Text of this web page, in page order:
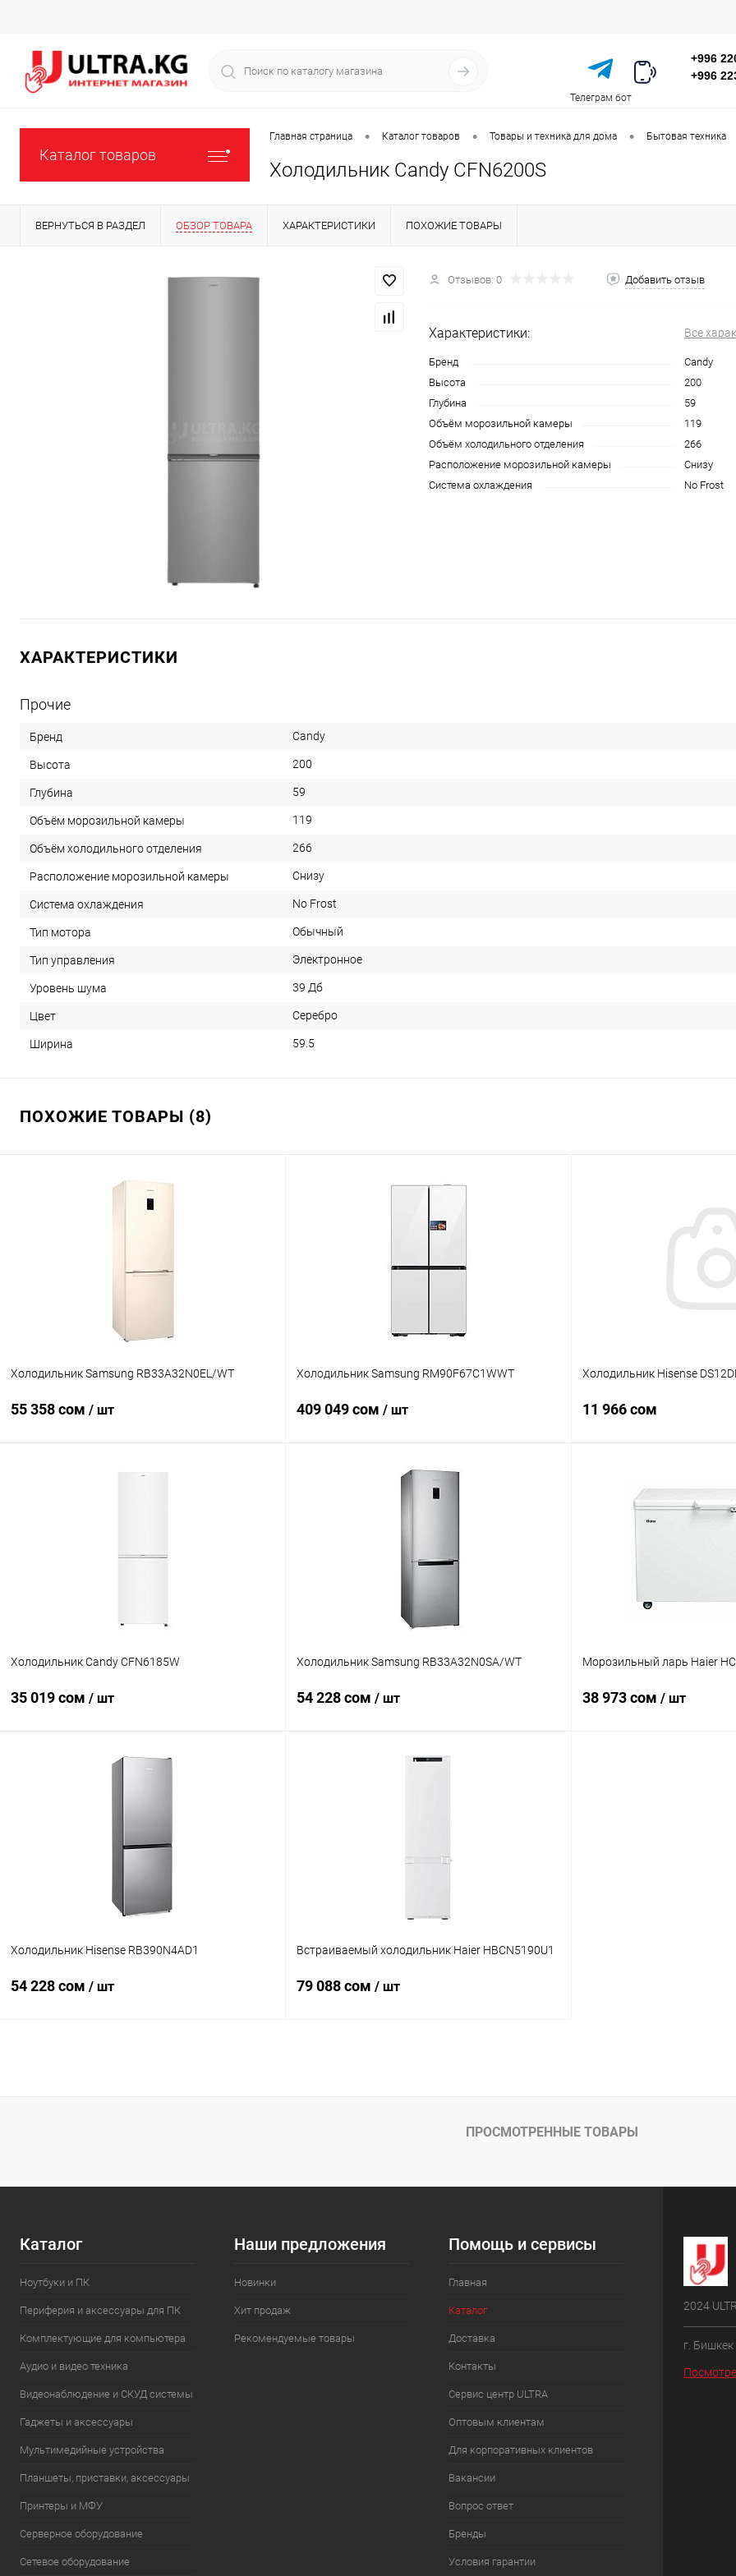
Телеграм бот
+996
+996
Каталог товаров
Главная страница • Каталог товаров • Товары и техника для дома • Бытовая техника
Холодильник Candy CFN6200S
ВЕРНУТЬСЯ В РАЗДЕЛ ОБЗОР ТОВАРА ХАРАКТЕРИСТИКИ ПОХОЖИЕ ТОВАРЫ
Отзывов: 0 Добавить отзыв
Характеристики: Все
Бренд
Candy
Высота
200
Глубина
59
Объём морозильной камеры
119
Объём холодильного отделения
266
Расположение морозильной камеры
Снизу
Система охлаждения
No Frost
ХАРАКТЕРИСТИКИ
Прочие
Бренд Candy
Высота 200
Глубина 59
Объём морозильной камеры 119
Объём холодильного отделения 266
Расположение морозильной камеры Снизу
Система охлаждения No Frost
Тип мотора Обычный
Тип управления Электронное
Уровень шума 39 Дб
Цвет Серебро
Ширина 59.5
ПОХОЖИЕ ТОВАРЫ (8)
Холодильник Samsung RB33A32N0EL/WT
55 358 сом / шт
В корзину
Холодильник Samsung RM90F67C1WWT
409 049 сом / шт
В корзину
Холодильник Hisense
11 966 сом
Купить в 1 клик
Холодильник Candy CFN6185W
35 019 сом / шт
В корзину
Холодильник Samsung RB33A32N0SA/WT
54 228 сом / шт
В корзину
Морозильный ларь Haier
38 973 сом / шт
Холодильник Hisense RB390N4AD1
54 228 сом / шт
Купить в 1 клик Сравнение
Встраиваемый холодильник Haier HBCN5190U1
79 088 сом / шт
Купить в 1 клик Сравнение
В наличии
ПРОСМОТРЕННЫЕ ТОВАРЫ
Каталог
Ноутбуки и ПК
Периферия и аксессуары для ПК
Комплектующие для компьютера
Аудио и видео техника
Видеонаблюдение и СКУД системы
Гаджеты и аксессуары
Мультимедийные устройства
Планшеты, приставки, аксессуары
Принтеры и МФУ
Серверное оборудование
Сетевое оборудование
Наши предложения
Новинки
Хит продаж
Рекомендуемые товары
Помощь и сервисы
Главная
Каталог
Доставка
Контакты
Сервис центр ULTRA
Оптовым клиентам
Для корпоративных клиентов
Вакансии
Вопрос ответ
Бренды
Условия гарантии
2024
г.